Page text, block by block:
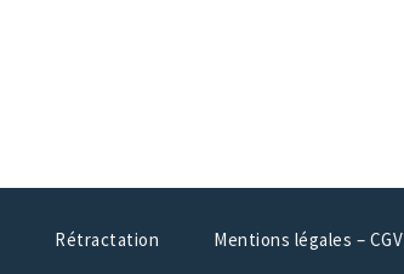
Rétractation Mentions légales – CGV